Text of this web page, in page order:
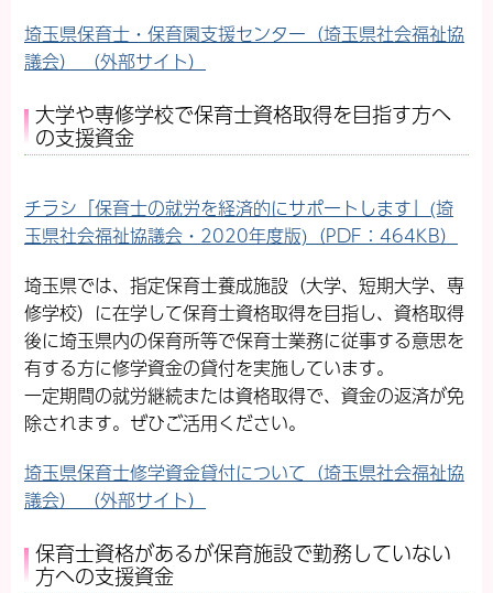
埼玉県保育士・保育園支援センター（埼玉県社会福祉協
議会） （外部サイト）
大学や専修学校で保育士資格取得を目指す方へ
の支援資金
チラシ「保育士の就労を経済的にサポートします」(埼
玉県社会福祉協議会・2020年度版)（PDF：464KB）
埼玉県では、指定保育士養成施設（大学、短期大学、専
修学校）に在学して保育士資格取得を目指し、資格取得
後に埼玉県内の保育所等で保育士業務に従事する意思を
有する方に修学資金の貸付を実施しています。
一定期間の就労継続または資格取得で、資金の返済が免
除されます。ぜひご活用ください。
埼玉県保育士修学資金貸付について（埼玉県社会福祉協
議会） （外部サイト）
保育士資格があるが保育施設で勤務していない
方への支援資金